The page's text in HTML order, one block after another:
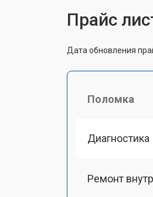
Прайс
Дата обновления
Поломка
Диагностика
Ремонт